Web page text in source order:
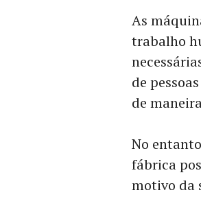
As
trabalho
de
de
No
fábrica
motivo da